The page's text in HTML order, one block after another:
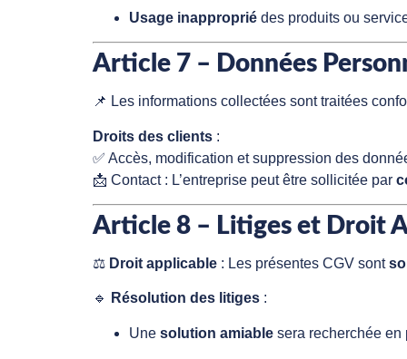
Usage inapproprié des produits ou
Article 7 – Données
📌 Les informations collectées sont traitées
Droits des clients :
✅ Accès, modification et suppression des
📩 Contact : L’entreprise peut être sollicitée par
Article 8 – Litiges et Droit
⚖️ Droit applicable : Les présentes CGV sont
🔹 Résolution des litiges :
Une solution amiable sera recherchée en